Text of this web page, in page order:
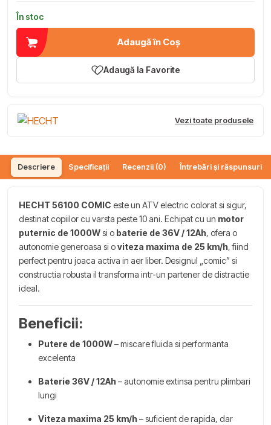
În stoc
Adaugă în Coș
Adaugă la Favorite
Vezi toate produsele
Descriere Specificații Recenzii (0) Întrebări și răspunsuri
HECHT 56100 COMIC este un ATV electric colorat si sigur,
destinat copiilor cu varsta peste 10 ani. Echipat cu un motor
puternic de 1000Wsi o baterie de 36V / 12Ah, ofera o
autonomie generoasa si oviteza maxima de 25 km/h, fiind
perfect pentru joaca activa in aer liber. Designul „comic” si
constructia robusta il transforma intr-un partener de distractie
ideal.
Beneficii:
Putere de 1000W– miscare fluida si performanta
excelenta
Baterie 36V / 12Ah– autonomie extinsa pentru plimbari
lungi
Viteza maxima 25 km/h– suficient de rapida, dar